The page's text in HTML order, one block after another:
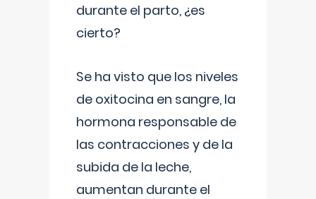
durante el parto, ¿es
cierto?
Se ha visto que los niveles
de oxitocina en sangre, la
hormona responsable de
las contracciones y de la
subida de la leche,
aumentan durante el